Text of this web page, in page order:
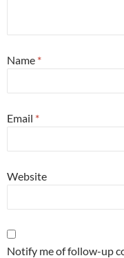
Name *
Email *
Website
Notify me of follow-up